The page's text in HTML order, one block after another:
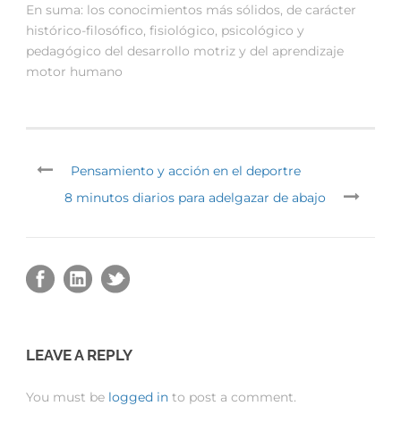
En suma: los conocimientos más sólidos, de carácter
histórico-filosófico, fisiológico, psicológico y
pedagógico del desarrollo motriz y del aprendizaje
motor humano
Pensamiento y acción en el deportre
8 minutos diarios para adelgazar de abajo
LEAVE A REPLY
You must be logged in to post a comment.